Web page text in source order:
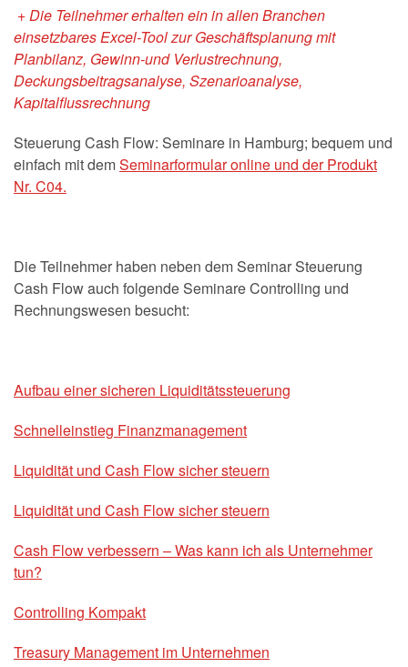
+ Die Teilnehmer erhalten ein in allen Branchen
einsetzbares Excel-Tool zur Geschäftsplanung mit
Planbilanz, Gewinn-und Verlustrechnung,
Deckungsbeitragsanalyse, Szenarioanalyse,
Kapitalflussrechnung
Steuerung Cash Flow: Seminare in Hamburg; bequem und
einfach mit demSeminarformular online und der Produkt
Nr. C04.
Die Teilnehmer haben neben dem Seminar Steuerung
Cash Flow auch folgende Seminare Controlling und
Rechnungswesen besucht:
Aufbau einer sicheren Liquiditätssteuerung
Schnelleinstieg Finanzmanagement
Liquidität und Cash Flow sicher steuern
Liquidität und Cash Flow sicher steuern
Cash Flow verbessern – Was kann ich als Unternehmer
tun?
Controlling Kompakt
Treasury Management im Unternehmen